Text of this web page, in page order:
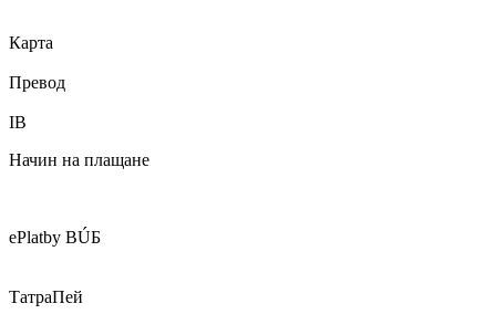
Карта
Превод
IB
Начин на плащане
ePlatby ВÚБ
ТатраПей